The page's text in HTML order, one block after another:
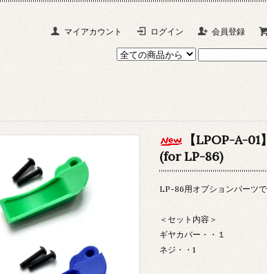
マイアカウント ログイン 会員登録
【LPOP-A-
(for LP-86)
LP-86用オプションパーツで
＜セット内容＞
ギヤカバー・・１
ネジ・・1